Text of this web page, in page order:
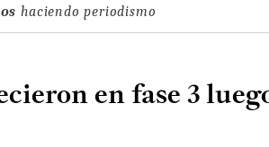
haciendo periodismo
en fase 3